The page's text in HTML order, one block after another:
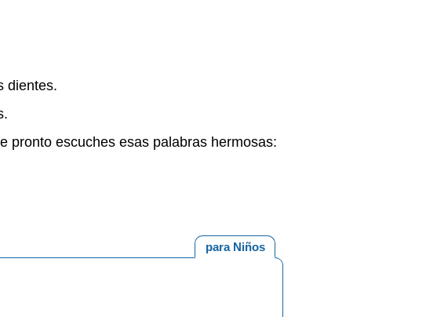
dientes.
pronto escuches esas palabras hermosas:
para Niños